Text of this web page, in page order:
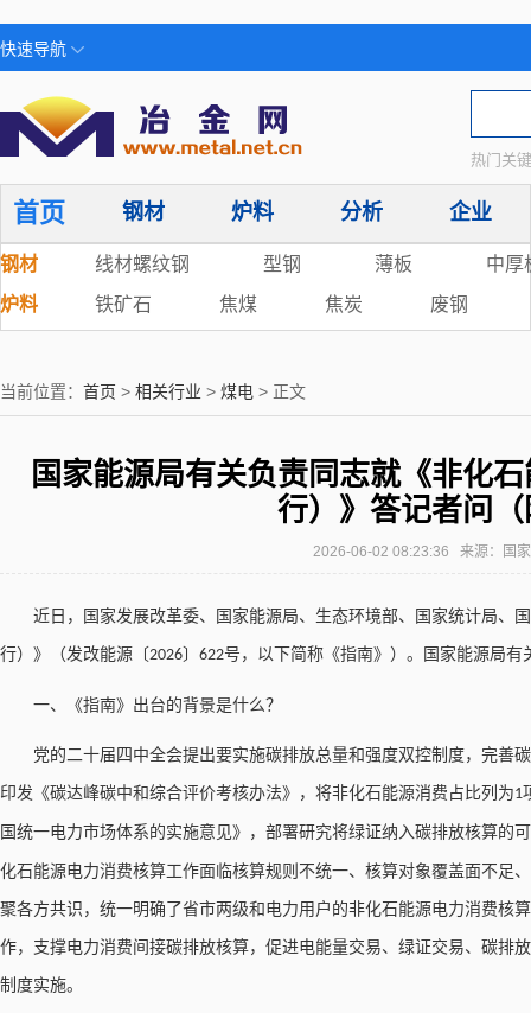
快速导航
热门关
首页 钢材 炉料 分析 企业
钢材 线材螺纹钢 型钢 薄板
中厚
炉料
铁矿石 焦煤 焦炭 废钢
当前位置： 首页 > 相关行业 > 煤电 > 正文
国家能源局有关负责同志就《非化
行）》答记者问
2026-06-02 08:23:36 来源：​国
近日，国家发展改革委、国家能源局、生态环境部、国家统计局、
行）》（发改能源〔2026〕 622号，以下简称《指南》）。国家能源局
一、《指南》出台的背景是什么？
党的二十届四中全会提出要实施碳排放总量和强度双控制度，完善
印发《碳达峰碳中和综合评价考核办法》，将非化石能源消费占比列为1
国统一电力市场体系的实施意见》，部署研究将绿证纳入碳排放核算的
化石能源电力消费核算工作面临核算规则不统一、核算对象覆盖面不足
聚各方共识，统一明确了省市两级和电力用户的非化石能源电力消费核
作，支撑电力消费间接碳排放核算，促进电能量交易、绿证交易、碳排
制度实施。